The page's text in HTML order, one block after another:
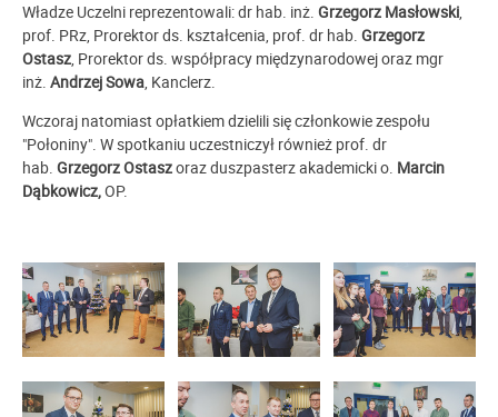
Władze Uczelni reprezentowali:dr hab. inż. Grzegorz Masłowski,
prof. PRz, Prorektor ds. kształcenia, prof. dr hab. Grzegorz
Ostasz, Prorektor ds. współpracy międzynarodowej oraz mgr
inż. Andrzej Sowa, Kanclerz.
Wczoraj natomiast opłatkiem dzielili się członkowie zespołu
"Połoniny". W spotkaniu uczestniczył również prof. dr
hab. Grzegorz Ostaszoraz duszpasterz akademicki o. Marcin
Dąbkowicz,OP.